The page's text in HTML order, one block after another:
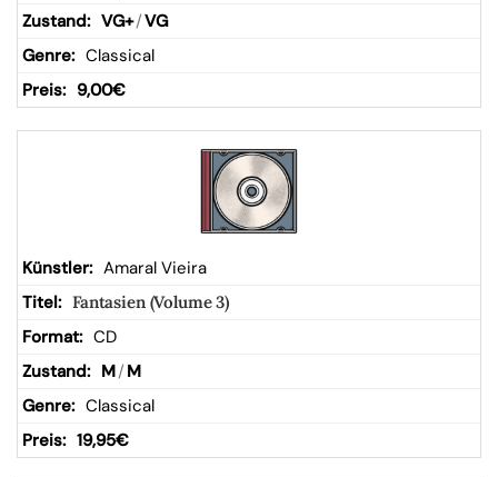
VG+/VG
Classical
9,00€
Amaral Vieira
Fantasien (Volume 3)
CD
M/ M
Classical
19,95€